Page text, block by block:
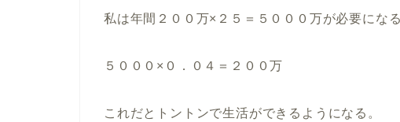
私は年間２００万×２５＝５０００万が必要になる
５０００×０．０４＝２００万
これだとトントンで生活ができるようになる。